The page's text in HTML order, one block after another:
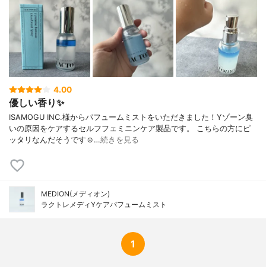
4.00
優しい香り✨
ISAMOGU INC.様からパフュームミストをいただきました！Yゾーン臭
いの原因をケアするセルフフェミニンケア製品です。 こちらの方にピ
ッタリなんだそうです☺…続きを見る
MEDION(メディオン)
ラクトレメディYケアパフュームミスト
1